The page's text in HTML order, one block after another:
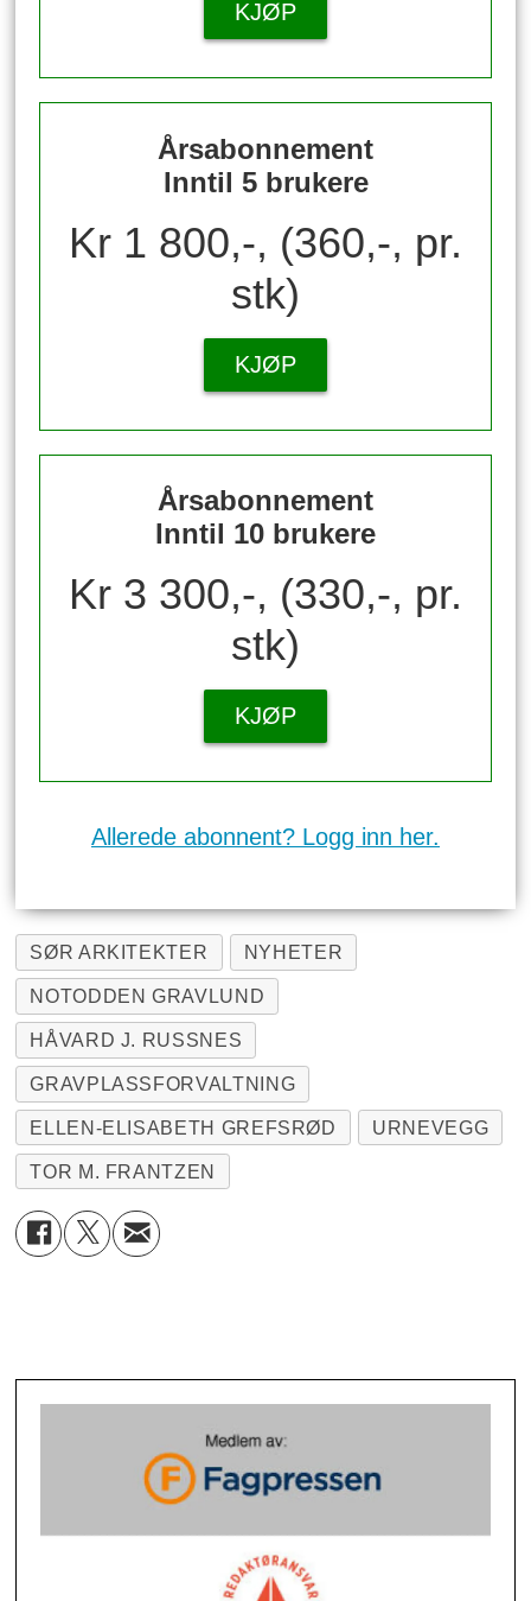
KJØP
Årsabonnement
Inntil 5 brukere
Kr 1 800,-, (360,-, pr.
stk)
KJØP
Årsabonnement
Inntil 10 brukere
Kr 3 300,-, (330,-, pr.
stk)
KJØP
Allerede abonnent? Logg inn her.
SØR ARKITEKTER NYHETER
NOTODDEN GRAVLUND
HÅVARD J. RUSSNES
GRAVPLASSFORVALTNING
ELLEN-ELISABETH GREFSRØD URNEVEGG
TOR M. FRANTZEN